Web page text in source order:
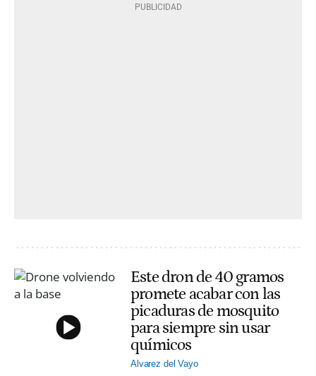
Este dron de 40 gramos
promete acabar con las
picaduras de mosquito
para siempre sin usar
químicos
Alvarez del Vayo